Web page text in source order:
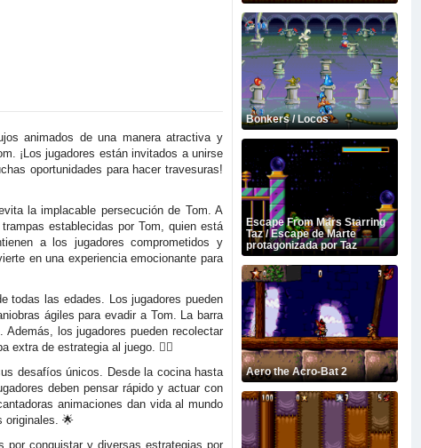
animados de una manera atractiva y
¡Los jugadores están invitados a unirse
oportunidades para hacer travesuras!
la implacable persecución de Tom. A
establecidas por Tom, quien está
a los jugadores comprometidos y
en una experiencia emocionante para
todas las edades. Los jugadores pueden
ágiles para evadir a Tom. La barra
los jugadores pueden recolectar
extra de estrategia al juego. 🏃‍♂️
desafíos únicos. Desde la cocina hasta
deben pensar rápido y actuar con
animaciones dan vida al mundo
originales. 🌟
por conquistar y diversas estrategias por
Bonkers / Locos
Escape From Mars Starring
Taz / Escape de Marte
protagonizada por Taz
Aero the Acro-Bat 2